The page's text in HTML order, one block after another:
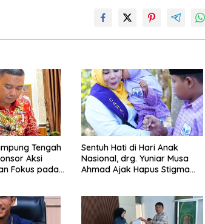
Tengah
Aksi
Fokus pada
Sentuh Hati di Hari Anak
Nasional, drg. Yuniar Musa
Ahmad Ajak Hapus Stigma